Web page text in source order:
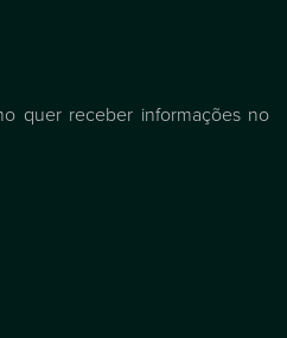
quer receber informações no